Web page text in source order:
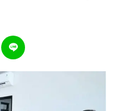
Telegram